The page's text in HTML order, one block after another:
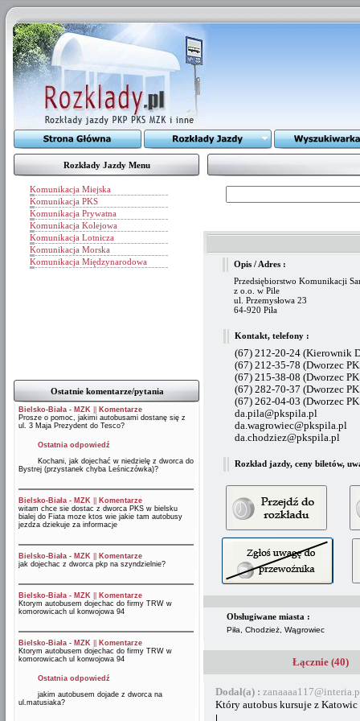
Rozkłady Jazdy Menu
Komunikacja Miejska
Komunikacja PKS
Komunikacja Prywatna
Komunikacja Kolejowa
Komunikacja Lotnicza
Komunikacja Morska
Komunikacja Międzynarodowa
Ostatnie komentarze/pytania
Bielsko-Biała - MZK
Komentarze
Prosze o pomoc, jakimi autobusami dostanę się z
ul. 3 Maja Prezydent do Tesco?
Ostatnia odpowiedź
Kochani, jak dojechać w niedzielę z dworca do
Bystrej (przystanek chyba Leśniczówka)?
Bielsko-Biała - MZK
Komentarze
witam chce sie dostac z dworca PKS w bielsku
bialej do Fiata moze ktos wie jakie tam autobusy
jezdza dziekuje za informacje
Bielsko-Biała - MZK
Komentarze
jak dojechac z dworca pkp na szyndzielnie?
Bielsko-Biała - MZK
Komentarze
Ktorym autobusem dojechac do firmy TRW w
komorowicach ul konwojowa 94
Bielsko-Biała - MZK
Komentarze
Ktorym autobusem dojechac do firmy TRW w
komorowicach ul konwojowa 94
Ostatnia odpowiedź
jakim autobusem dojade z dworca na
ul.matusiaka?
Opis / Adres :
Przedsiębiorstwo Komunikacji
z o.o. w Pile
ul. Przemysłowa 23
64-920 Piła
Kontakt, telefony :
(67) 212-20-24 (Kierownik
(67) 212-35-78 (Dworzec
(67) 215-38-08 (Dworzec
(67) 282-70-37 (Dworzec
(67) 262-04-03 (Dworzec
da.pila@pkspila.pl
da.wagrowiec@pkspila.pl
da.chodziez@pkspila.pl
Rozkład jazdy, ceny biletów,
Obsługiwane miasta :
Piła, Chodzież, Wągrowiec
Łącznie (40)
Dodał(a) :
Który autobus kursuje z